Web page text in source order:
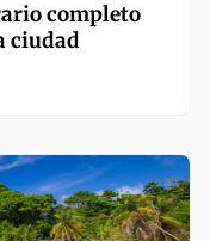
completo
ciudad